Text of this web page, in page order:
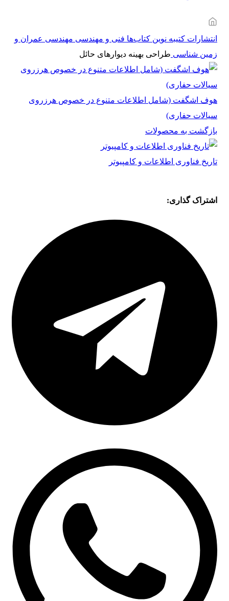
انتشارات کتیبه نوین کتاب‌ها فنی و مهندسی مهندسی عمران و
زمین شناسی طراحی بهینه دیوارهای حائل
هوف اشگفت (شامل اطلاعات متنوع در خصوص هرزروی
سیالات حفاری)
بازگشت به محصولات
تاریخ فناوری اطلاعات و کامپیوتر
اشتراک گذاری: